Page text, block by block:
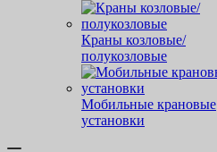
Краны козловые/
полукозловые
Мобильные крановые
установки